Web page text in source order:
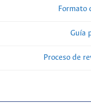
Formato
Guía
Proceso de